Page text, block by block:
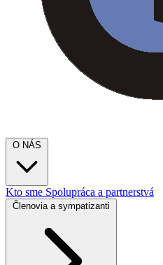
O NÁS
Kto sme Spolupráca a partnerstvá
Členovia a sympatizanti